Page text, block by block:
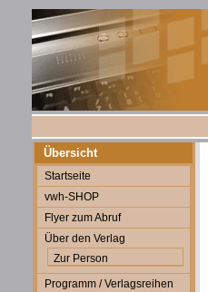
Übersicht
Startseite
vwh-SHOP
Flyer zum Abruf
Über den Verlag
Zur Person
Programm / Verlagsreihen